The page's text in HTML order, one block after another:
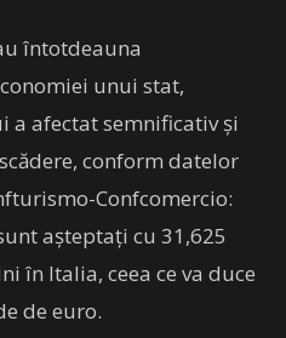
întotdeauna
unui stat,
a afectat semnificativ și
conform datelor
Confcomercio:
aşteptaţi cu 31,625
în Italia, ceea ce va duce
de euro.